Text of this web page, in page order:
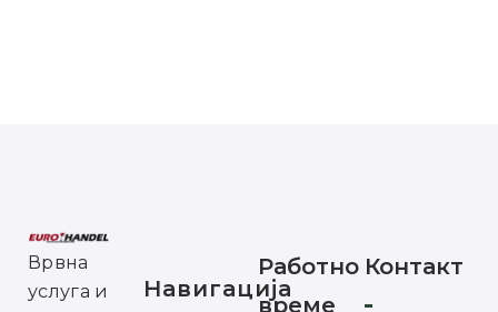
Врвна
услуга и
Навигација
Работно
време
Контакт